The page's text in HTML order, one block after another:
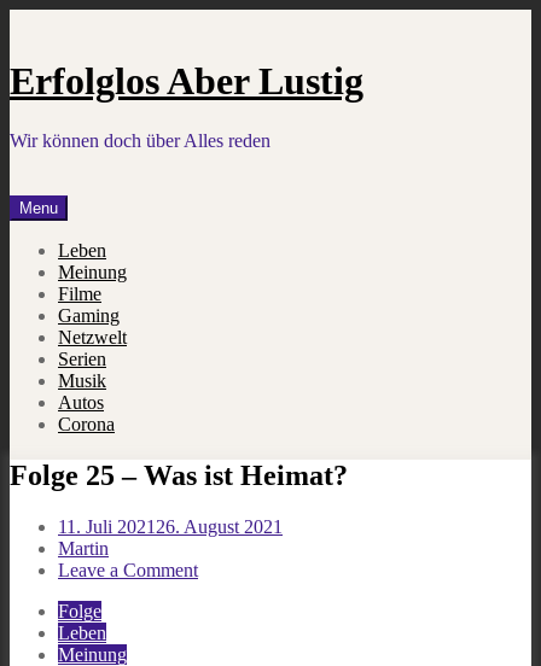
Erfolglos Aber Lustig
Wir können doch über Alles reden
Menu
Leben
Meinung
Filme
Gaming
Netzwelt
Serien
Musik
Autos
Corona
Folge 25 – Was ist Heimat?
11. Juli 2021 26. August 2021
Martin
Leave a Commenton
Folge
Leben
Meinung